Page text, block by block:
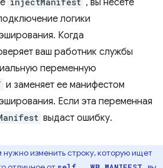
, вы несете
логики
Когда
ваш работник службы
переменную
и заменяет ее манифестом
Если эта переменная
выдаст ошибку.
нужно изменить строку, которую ищет